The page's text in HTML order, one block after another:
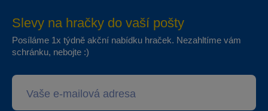
Slevy na hračky do vaší pošty
Posíláme 1x týdně akční nabídku hraček. Nezahltíme vám
schránku, nebojte :)